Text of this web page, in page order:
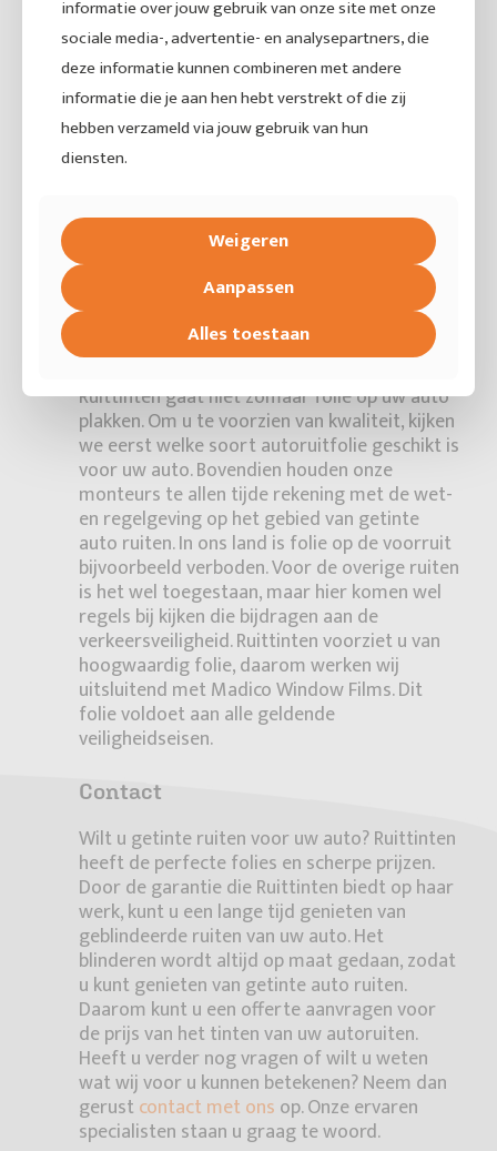
Getinte ruiten auto, hoe werkt het?
Ruittinten gaat niet zomaar folie op uw auto
plakken. Om u te voorzien van kwaliteit, kijken
we eerst welke soort autoruitfolie geschikt is
voor uw auto. Bovendien houden onze
monteurs te allen tijde rekening met de wet-
en regelgeving op het gebied van getinte
auto ruiten. In ons land is folie op de voorruit
bijvoorbeeld verboden. Voor de overige ruiten
is het wel toegestaan, maar hier komen wel
regels bij kijken die bijdragen aan de
verkeersveiligheid. Ruittinten voorziet u van
hoogwaardig folie, daarom werken wij
uitsluitend met Madico Window Films. Dit
folie voldoet aan alle geldende
veiligheidseisen.
Contact
Wilt u getinte ruiten voor uw auto? Ruittinten
heeft de perfecte folies en scherpe prijzen.
Door de garantie die Ruittinten biedt op haar
werk, kunt u een lange tijd genieten van
geblindeerde ruiten van uw auto. Het
blinderen wordt altijd op maat gedaan, zodat
u kunt genieten van getinte auto ruiten.
Daarom kunt u een offerte aanvragen voor
de prijs van het tinten van uw autoruiten.
Heeft u verder nog vragen of wilt u weten
wat wij voor u kunnen betekenen? Neem dan
gerust contact met ons op. Onze ervaren
specialisten staan u graag te woord.
informatie over jouw gebruik van onze site met onze
sociale media-, advertentie- en analysepartners, die
deze informatie kunnen combineren met andere
informatie die je aan hen hebt verstrekt of die zij
hebben verzameld via jouw gebruik van hun
diensten.
Weigeren
Aanpassen
Alles toestaan